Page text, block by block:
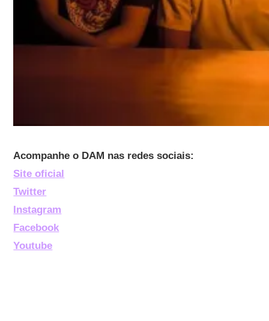
Acompanhe o DAM nas redes sociais:
Site oficial
Twitter
Instagram
Facebook
Youtube